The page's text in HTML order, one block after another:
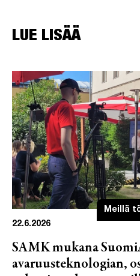
LUE LISÄÄ
Meillä
22.6.2026
SAMK mukana
avaruusteknologian,